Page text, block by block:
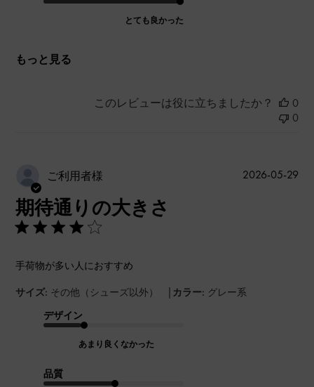
とても良かった
もっと見る
このレビューは役に立ちましたか？
0
0
ご利用者様
期待通りの大きさ
手荷物が多い人におすすめ
サイズ: その他（シューズ以外） | カラー: グレー系
デザイン
あまり良くなかった
品質
公
2026-05-29